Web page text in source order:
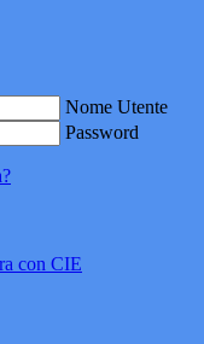
Nome Utente
Password
con CIE